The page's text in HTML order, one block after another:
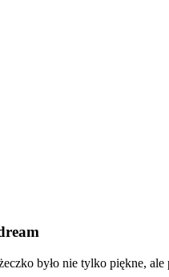
było nie tylko piękne,